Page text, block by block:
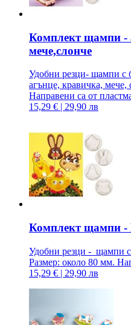
Комплект щампи -
мече,слонче
Удобни резци- щампи с
агънце, кравичка,
Направени са от
15,29 € | 29,90 лв
Комплект щампи -
Удобни резци - щампи с
Размер: около 80 мм.
15,29 € | 29,90 лв